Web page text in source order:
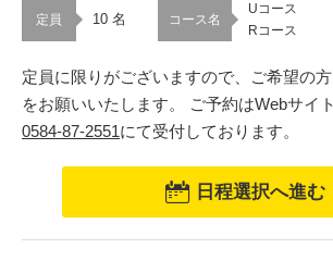
定員 10 名 コース名
Uコース
Rコース
定員に限りがございますので、ご希望の
をお願いいたします。 ご予約はWebサイ
0584-87-2551にて受付しております。
日程選択へ進む